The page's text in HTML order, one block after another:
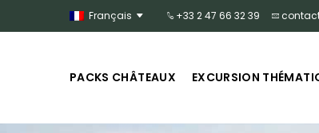
Français +33 2 47 66 32 39
PACKS CHÂTEAUX EXCURSION